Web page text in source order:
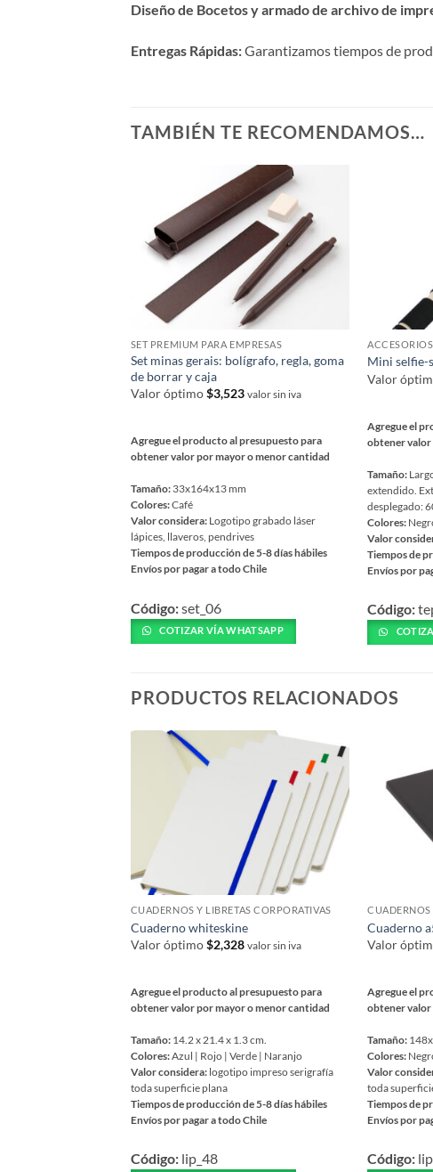
Diseño de Bocetos y armado de archivo de
Entregas Rápidas:Garantizamos tiempos de
TAMBIÉN TE RECOMENDAMOS…
SET PREMIUM PARA EMPRESAS
Set minas gerais: bolígrafo, regla, goma
de borrar y caja
Valor óptimo$3,523 valor sin iva
Agregue el producto al presupuesto para
obtener valor por mayor o menor cantidad
Tamaño: 33x164x13 mm
Colores:Café
Valor considera: Logotipo grabado láser
lápices, llaveros, pendrives
Tiempos de producción de 5-8 días hábiles
Envíos por pagar a todo Chile
producto
tiene
Las
se
página
producto
Código:set_06
COTIZAR VÍA WHATSAPP
Mini selfie-
Valor
Agregue el
obtener valor
Tamaño:
extendido.
desplegado:
Colores:
Valor
Tiempos de
Envíos por
producto
tiene
Las
Código:
PRODUCTOS RELACIONADOS
CUADERNOS Y LIBRETAS CORPORATIVAS
Cuaderno whiteskine
Valor óptimo$2,328 valor sin iva
Agregue el producto al presupuesto para
obtener valor por mayor o menor cantidad
Tamaño: 14.2 x 21.4 x 1.3 cm.
Colores:Azul | Rojo | Verde | Naranjo
Valor considera: logotipo impreso serigrafía
toda superficie plana
Tiempos de producción de 5-8 días hábiles
Envíos por pagar a todo Chile
producto
Código: lip_48
CUADERNOS
Cuaderno
Valor
Agregue el
obtener valor
Tamaño:
Colores:
Valor
toda
Tiempos de
Envíos por
producto
Código: